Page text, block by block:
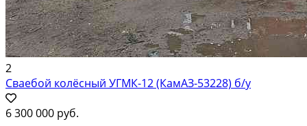
2
Сваебой колёсный УГМК-12 (КамАЗ-53228) б/у
6 300 000 руб.